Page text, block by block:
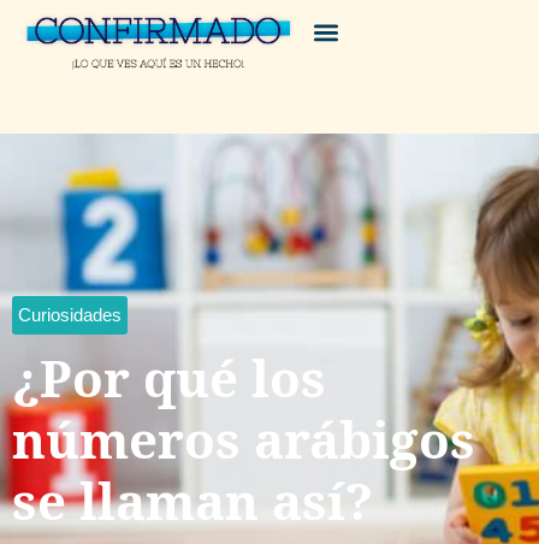
Curiosidades
¿Por qué los
números arábigos
se llaman así?